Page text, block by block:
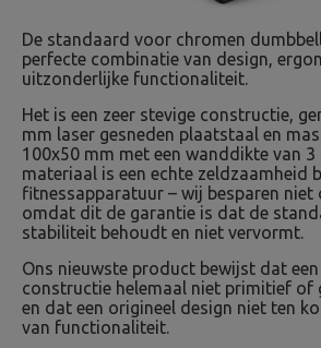
De standaard voor chromen
perfecte combinatie van design,
uitzonderlijke functionaliteit.
Het is een zeer stevige constructie,
mm laser gesneden plaatstaal en
100x50 mm met een wanddikte van 3
materiaal is een echte zeldzaamheid
fitnessapparatuur – wij besparen niet
omdat dit de garantie is dat de
stabiliteit behoudt en niet vervormt.
Ons nieuwste product bewijst dat
constructie helemaal niet primitief of
en dat een origineel design niet ten
van functionaliteit.